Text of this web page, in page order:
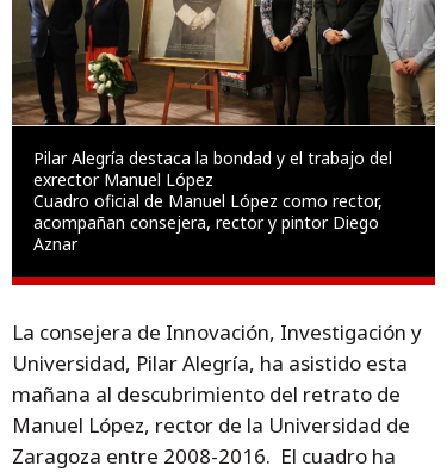
Pilar Alegría destaca la bondad y el trabajo del
exrector Manuel López
Cuadro oficial de Manuel López como rector,
acompañan consejera, rector y pintor Diego
Aznar
La consejera de Innovación, Investigación y
Universidad, Pilar Alegría, ha asistido esta
mañana al descubrimiento del retrato de
Manuel López, rector de la Universidad de
Zaragoza entre 2008-2016. El cuadro ha